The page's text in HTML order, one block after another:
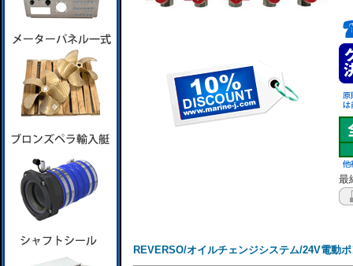
最
REVERSO/オイルチェンジシステム/24V電動